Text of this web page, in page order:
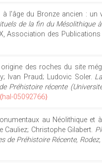
l'âge du Bronze ancien : un
de la fin du Mésolithique
Association des
des roches du site
Ivan Praud; Ludovic Soler.
récente
⟨hal-05092766⟩
au Néolithique et
Cauliez; Christophe Gilabert.
de Préhistoire Récente,